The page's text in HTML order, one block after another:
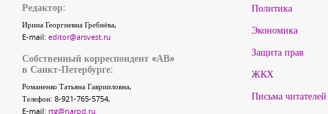
Редактор:
Ирина Георгиевна Гребнёва,
E-mail: editor@arsvest.ru
Собственный корреспондент «АВ»
в Санкт-Петербурге:
Романенко Татьяна Гаврииловна,
Телефон: 8-921-765-5754,
E-mail: rtg@narod.ru
Политика
Экономика
Защита прав
ЖКХ
Письма читателей